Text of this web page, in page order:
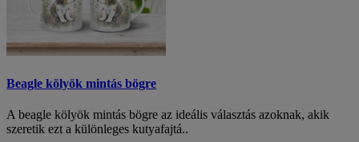
Beagle kölyök mintás bögre
A beagle kölyök mintás bögre az ideális választás azoknak, akik
szeretik ezt a különleges kutyafajtá..